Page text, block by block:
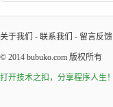
关于我们 - 联系我们 - 留言反馈
© 2014 bubuko.com 版权所有
打开技术之扣，分享程序人生！